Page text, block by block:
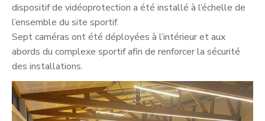
dispositif de vidéoprotection a été installé à l’échelle de
l’ensemble du site sportif.
Sept caméras ont été déployées à l’intérieur et aux
abords du complexe sportif afin de renforcer la sécurité
des installations.